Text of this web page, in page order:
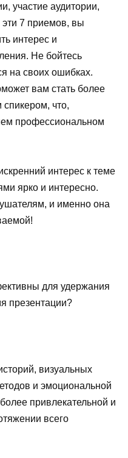
участие аудитории,
7 приемов, вы
интерес и
Не бойтесь
на своих ошибках.
вам стать более
что,
профессиональном
интерес к теме
ярко и интересно.
и именно она
для удержания
презентации?
визуальных
и эмоциональной
привлекательной и
всего